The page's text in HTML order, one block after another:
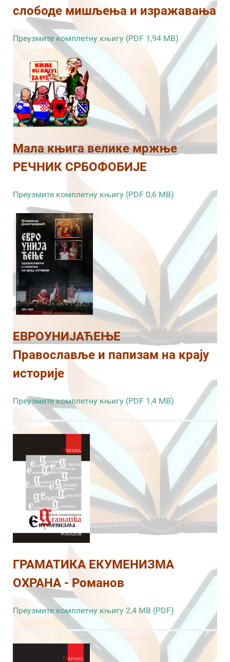
слободе мишљења и изражавања
Преузмите комплетну књигу (PDF 1,94 MB)
Мала књига велике мржње
РЕЧНИК СРБОФОБИЈЕ
Преузмите комплетну књигу (PDF 0,6 MB)
ЕВРОУНИЈАЋЕЊЕ
Православље и папизам на крају
историје
Преузмите комплетну књигу (PDF 1,4 MB)
ГРАМАТИКА ЕКУМЕНИЗМА
ОХРАНА - Романов
Преузмите комплетну књигу 2,4 MB (PDF)